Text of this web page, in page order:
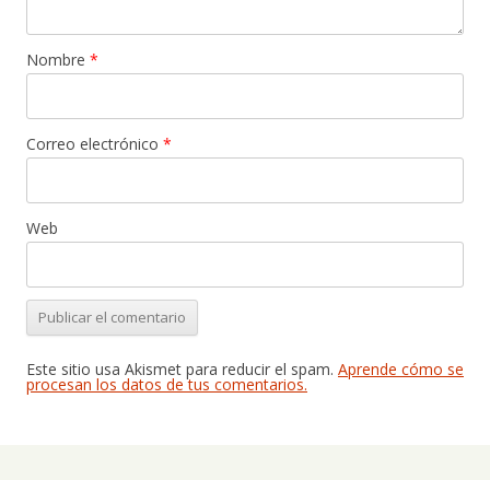
Nombre *
Correo electrónico *
Web
Este sitio usa Akismet para reducir el spam. Aprende cómo se
procesan los datos de tus comentarios.